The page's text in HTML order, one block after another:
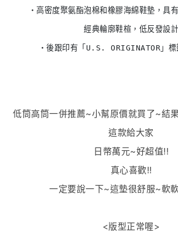
・高密度聚氨酯泡棉和橡膠海綿鞋墊，具
經典輪廓鞋楦，低反發設計
・後跟印有「U.S. ORIGINATOR」標
低筒高筒一併推薦~小幫原價就買了~結
這款給大家
日幣萬元~好超值!!
真心喜歡!!
一定要說一下~這墊很舒服~軟
<版型正常喔>